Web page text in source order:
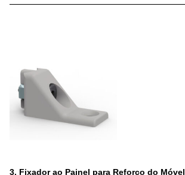
3. Fixador ao Painel para Reforço do Móvel